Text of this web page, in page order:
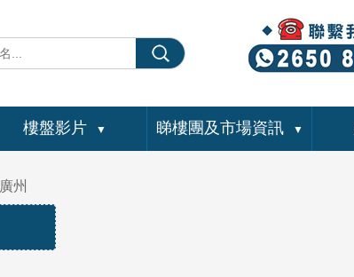
樓盤影片 ▼ 睇樓團及市場資訊 ▼
廣州